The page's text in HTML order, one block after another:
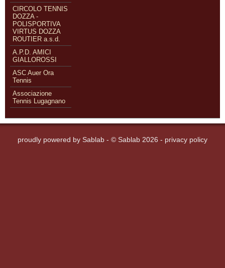
CIRCOLO TENNIS
DOZZA -
POLISPORTIVA
VIRTUS DOZZA
ROUTIER a.s.d.
A.P.D. AMICI
GIALLOROSSI
ASC Auer Ora
Tennis
Associazione
Tennis Lugagnano
proudly powered by Sablab - © Sablab 2026 - privacy policy